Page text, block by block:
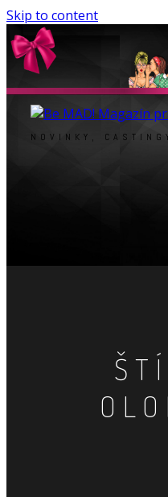
Skip to content
NOVINKY,